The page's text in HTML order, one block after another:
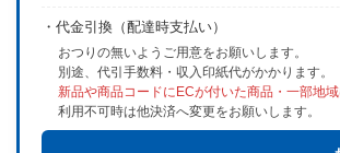
・代金引換（配達時支払い）
おつりの無いようご用意をお願いします。
別途、代引手数料・収入印紙代がかかります。
新品や商品コードにECが付いた商品・一部地域
利用不可時は他決済へ変更をお願いします。